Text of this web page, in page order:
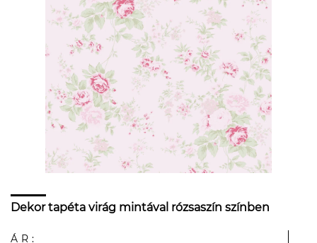
Dekor tapéta virág mintával rózsaszín színben
ÁR: